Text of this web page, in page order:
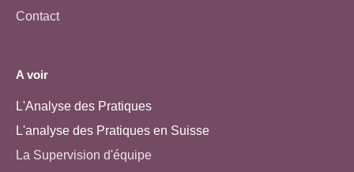
Contact
A voir
L'Analyse des Pratiques
L'analyse des Pratiques en Suisse
La Supervision d'équipe